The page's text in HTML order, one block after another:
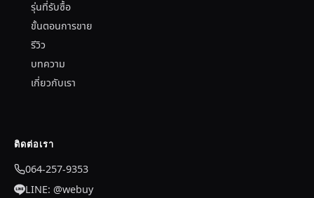
รุ่นที่รับซื้อ
ขั้นตอนการขาย
รีวิว
บทความ
เกี่ยวกับเรา
ติดต่อเรา
064-257-9353
LINE: @webuy